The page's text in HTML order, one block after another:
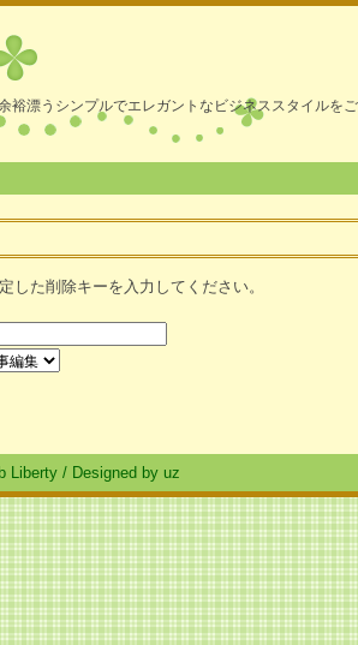
裕漂うシンプルでエレガントなビジネススタイルを
した削除キーを入力してください。
Liberty / Designed by uz